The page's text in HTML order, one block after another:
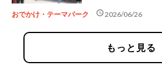
おでかけ・テーマパーク schedule2026/06/26
もっと見る